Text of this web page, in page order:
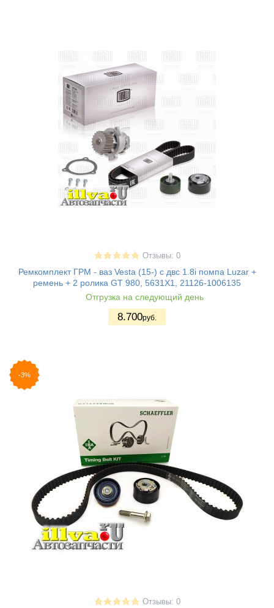
Отзывы: 0
Ремкомплект ГРМ - ваз Vesta (15-) с двс 1.8i помпа Luzar +
ремень + 2 ролика GT 980, 5631X1, 21126-1006135
Отгрузка на следующий день
8.700руб.
-3%
Отзывы: 0